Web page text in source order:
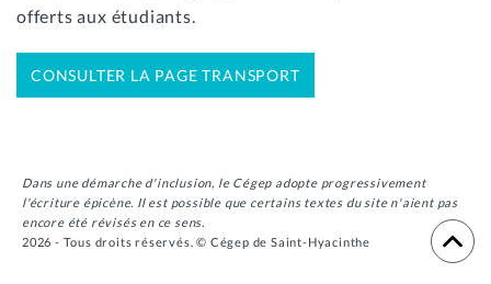
offerts aux étudiants.
CONSULTER LA PAGE TRANSPORT
Dans une démarche d'inclusion, le Cégep adopte progressivement
l'écriture épicène. Il est possible que certains textes du site n'aient pas
encore été révisés en ce sens.
2026 - Tous droits réservés. © Cégep de Saint-Hyacinthe